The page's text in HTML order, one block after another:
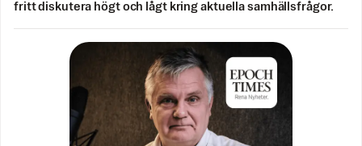
fritt diskutera högt och lågt kring aktuella samhällsfrågor.